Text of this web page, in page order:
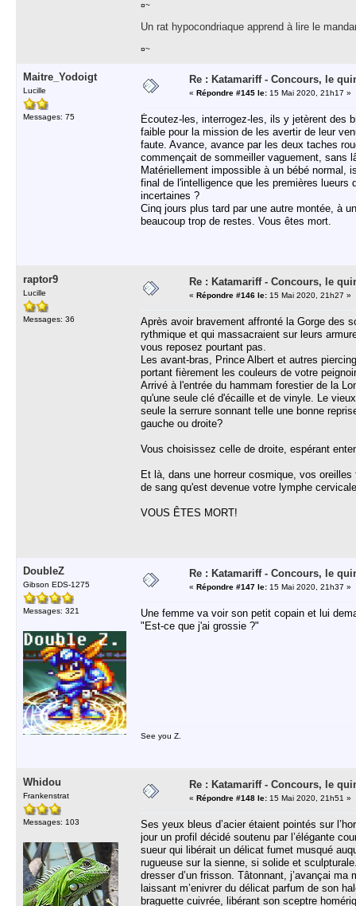
¤~
Un rat hypocondriaque apprend à lire le
¤~
Maitre_Yodoigt
Lucille
Messages: 75
Re : Katamariff - Concours, le
« Répondre #145 le: 15 Mai 2020, 21h17 »
Écoutez-les, interrogez-les, ils y jetèrent des
faible pour la mission de les avertir de leur
faute. Avance, avance par les deux taches
commençait de sommeiller vaguement, sans
Matériellement impossible à un bébé
final de l'intelligence que les premières lueurs
incertaines ?
Cinq jours plus tard par une autre montée, à
beaucoup trop de restes. Vous êtes mort.
raptor9
Lucille
Messages: 36
Re : Katamariff - Concours, le
« Répondre #146 le: 15 Mai 2020, 21h27 »
Après avoir bravement affronté la Gorge des
rythmique et qui massacraient sur leurs
vous reposez pourtant pas.
Les avant-bras, Prince Albert et autres
portant fièrement les couleurs de votre
Arrivé à l'entrée du hammam forestier de la
qu'une seule clé d'écaille et de vinyle. Le
seule la serrure sonnant telle une bonne
gauche ou droite?
Vous choisissez celle de droite, espérant
Et là, dans une horreur cosmique, vos
de sang qu'est devenue votre lymphe
VOUS ÊTES MORT!
DoubleZ
Gibson EDS-1275
Messages: 321
Re : Katamariff - Concours, le
« Répondre #147 le: 15 Mai 2020, 21h37 »
Une femme va voir son petit copain et lui
"Est-ce que j'ai grossie ?"
See you Z.
Whidou
Frankenstrat
Messages: 103
Re : Katamariff - Concours, le
« Répondre #148 le: 15 Mai 2020, 21h51 »
Ses yeux bleus d’acier étaient pointés sur
jour un profil décidé soutenu par l’élégante
sueur qui libérait un délicat fumet musqué
rugueuse sur la sienne, si solide et
dresser d’un frisson. Tâtonnant, j’avançai
laissant m’enivrer du délicat parfum de son
braguette cuivrée, libérant son sceptre